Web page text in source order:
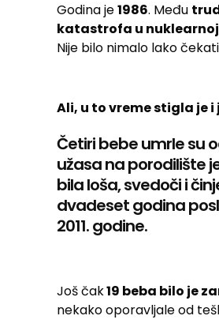
Godina je1986. Među
katastrofa u
Nije bilo nimalo lako
Ali, u to vreme stigla je
Četiri bebe umrle su
užasa na porodilište
bila loša, svedoči i
dvadeset godina
2011. godine.
Još čak19 beba bilo je
nekako oporavljale od